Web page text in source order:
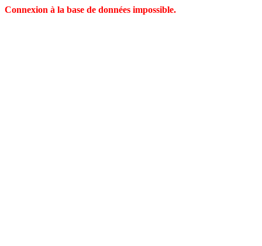
Connexion à la base de données impossible.